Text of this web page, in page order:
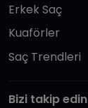
Erkek Saç
Kuaförler
Saç Trendleri
Bizi takip edin